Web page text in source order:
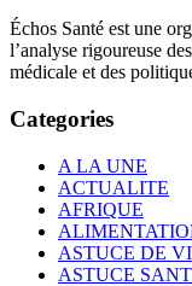
Échos Santé est une
l’analyse rigoureuse
médicale et des
Categories
A LA UNE
ACTUALITE
AFRIQUE
ASTUCE DE
ASTUCE